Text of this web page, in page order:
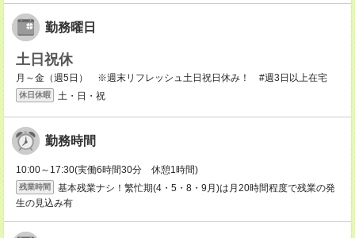
勤務曜日
土日祝休
月～金（週5日） ※週末リフレッシュ土日祝日休み！ #週3日以上在宅
休日休暇 土・日・祝
勤務時間
10:00～17:30(実働6時間30分 休憩1時間)
残業時間
基本残業ナシ！繁忙期(4・5・8・9月)は月20時間程度で残業の発
生の見込み有